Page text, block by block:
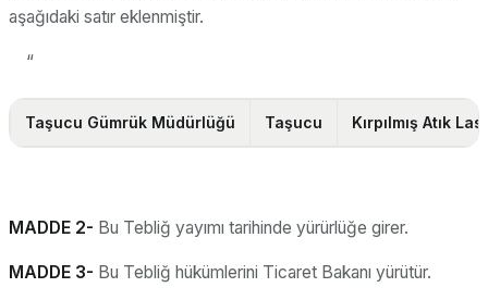
aşağıdaki satır eklenmiştir.
“
Taşucu Gümrük Müdürlüğü Taşucu Kırpılmış Atık
MADDE 2- Bu Tebliğ yayımı tarihinde yürürlüğe girer.
MADDE 3- Bu Tebliğ hükümlerini Ticaret Bakanı yürütür.